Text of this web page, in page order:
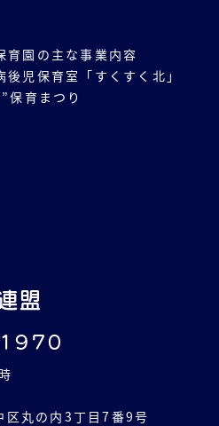
育園の主な事業内容
後児保育室「すくすく北」
保育まつり
盟
丸の内3丁目7番9号